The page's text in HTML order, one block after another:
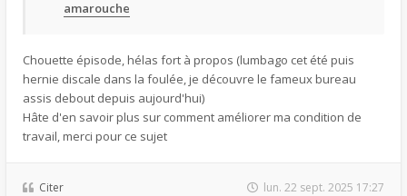
amarouche
Chouette épisode, hélas fort à propos (lumbago cet été puis
hernie discale dans la foulée, je découvre le fameux bureau
assis debout depuis aujourd'hui)
Hâte d'en savoir plus sur comment améliorer ma condition de
travail, merci pour ce sujet
Citer lun. 22 sept. 2025 17:27